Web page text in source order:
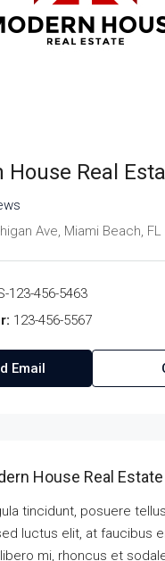
House Real
Ave, Miami Beach, FL
123-456-5463
123-456-5567
Email
House Real Estate
tincidunt, posuere
luctus elit, at faucibus
mi, rhoncus et